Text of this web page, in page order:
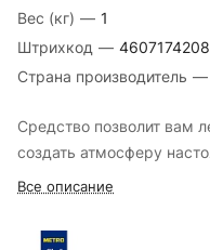
Вес (кг) — 1
Штрихкод —
Страна производитель —
Средство позволит вам
создать атмосферу
Все описание